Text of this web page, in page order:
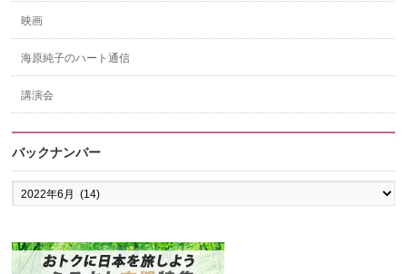
映画
海原純子のハート通信
講演会
バックナンバー
バ
ッ
ン
バ